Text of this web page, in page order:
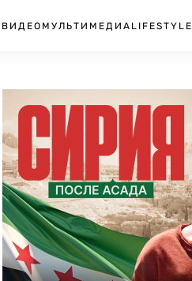
ВИДЕО МУЛЬТИМЕДИА LIFESTYLE